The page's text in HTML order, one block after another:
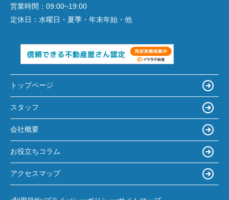
営業時間： 09:00~19:00
定休日： 水曜日・夏季・年末年始・他
トップページ
スタッフ
会社概要
お役立ちコラム
アクセスマップ